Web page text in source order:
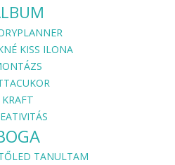
KISS ILONA
KRAFT
TANULTAM